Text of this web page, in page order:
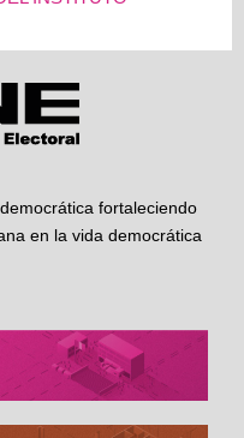
fortaleciendo
en la vida democrática